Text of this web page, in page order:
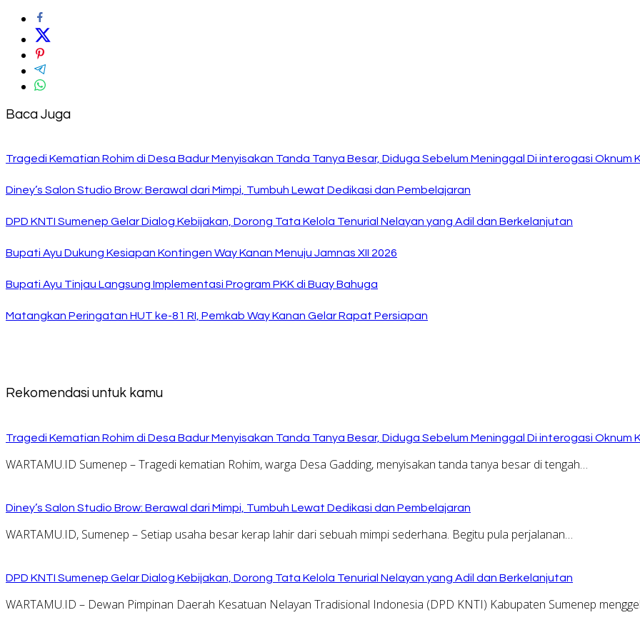
Baca Juga
Tragedi Kematian Rohim di Desa Badur Menyisakan Tanda Tanya Besar, Diduga Sebelum Meninggal Di interogasi Oknum
Diney’s Salon Studio Brow: Berawal dari Mimpi, Tumbuh Lewat Dedikasi dan Pembelajaran
DPD KNTI Sumenep Gelar Dialog Kebijakan, Dorong Tata Kelola Tenurial Nelayan yang Adil dan Berkelanjutan
Bupati Ayu Dukung Kesiapan Kontingen Way Kanan Menuju Jamnas XII 2026
Bupati Ayu Tinjau Langsung Implementasi Program PKK di Buay Bahuga
Matangkan Peringatan HUT ke-81 RI, Pemkab Way Kanan Gelar Rapat Persiapan
Rekomendasi untuk kamu
Tragedi Kematian Rohim di Desa Badur Menyisakan Tanda Tanya Besar, Diduga Sebelum Meninggal Di interogasi Oknum
WARTAMU.ID Sumenep – Tragedi kematian Rohim, warga Desa Gadding, menyisakan tanda tanya besar di tengah…
Diney’s Salon Studio Brow: Berawal dari Mimpi, Tumbuh Lewat Dedikasi dan Pembelajaran
WARTAMU.ID, Sumenep – Setiap usaha besar kerap lahir dari sebuah mimpi sederhana. Begitu pula perjalanan…
DPD KNTI Sumenep Gelar Dialog Kebijakan, Dorong Tata Kelola Tenurial Nelayan yang Adil dan Berkelanjutan
WARTAMU.ID – Dewan Pimpinan Daerah Kesatuan Nelayan Tradisional Indonesia (DPD KNTI) Kabupaten Sumenep